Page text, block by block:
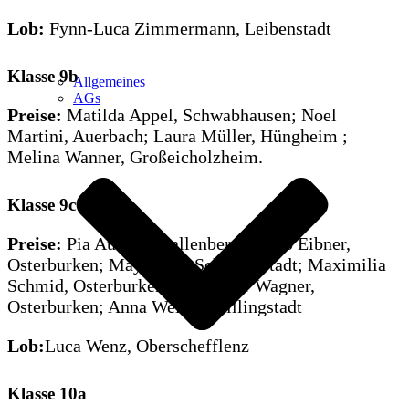
Allgemeines
AGs
Lob: Fynn-Luca Zimmermann, Leibenstadt
Klasse 9b
Preise: Matilda Appel, Schwabhausen; Noel
Martini, Auerbach; Laura Müller, Hüngheim ;
Melina Wanner, Großeicholzheim.
Klasse 9c
Preise: Pia Autrata, Ballenberg; Jakob Eibner,
Osterburken; Maya Hirt, Schillingstadt; Maximilia
Schmid, Osterburken; Alexander Wagner,
Osterburken; Anna Weiß, Schillingstadt
Lob:Luca Wenz, Oberschefflenz
Klasse 10a